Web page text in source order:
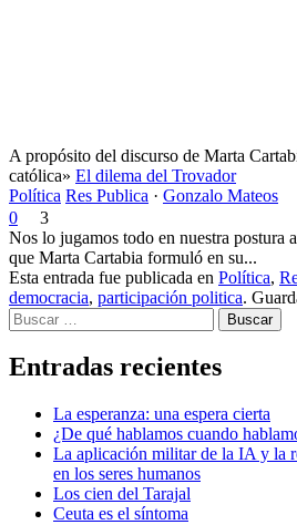
A propósito del discurso de Marta
católica» El dilema del Trovador
Política Res Publica · Gonzalo Mateos
0
3
Nos lo jugamos todo en nuestra postura
que Marta Cartabia formuló en su...
Esta entrada fue publicada en Política,
democracia, participación politica.
Buscar
Entradas recientes
La esperanza: una espera cierta
¿De qué hablamos cuando
La aplicación militar de la IA y la
en los seres humanos
Los cien del Tarajal
Ceuta es el síntoma